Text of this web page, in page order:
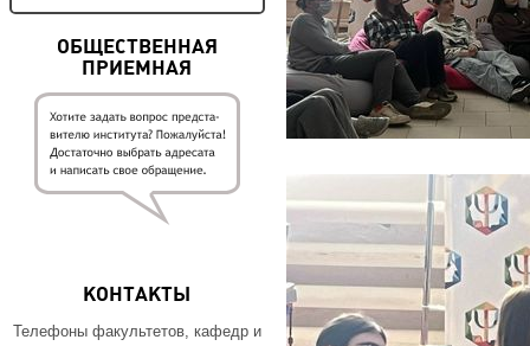
ОБЩЕСТВЕННАЯ
ПРИЕМНАЯ
КОНТАКТЫ
Телефоны факультетов, кафедр и